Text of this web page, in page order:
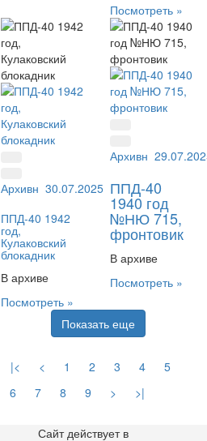
Посмотреть »
Архивный №:ППД-1
30.07.2025
ППД-40 1942
год,
Кулаковский
блокадник
В архиве
Посмотреть »
Архивный №:
ППД-40
1940 год
№НЮ 715,
фронтовик
В архиве
Посмотреть »
Показать еще
|< < 1 2 3 4
5
6
7 8 9 > >|
Сайт действует в